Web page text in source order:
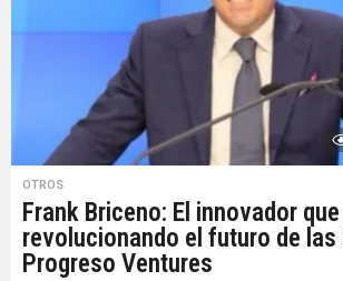
o
OTROS
Frank Briceno: El innovador
revolucionando el futuro de las
Progreso Ventures